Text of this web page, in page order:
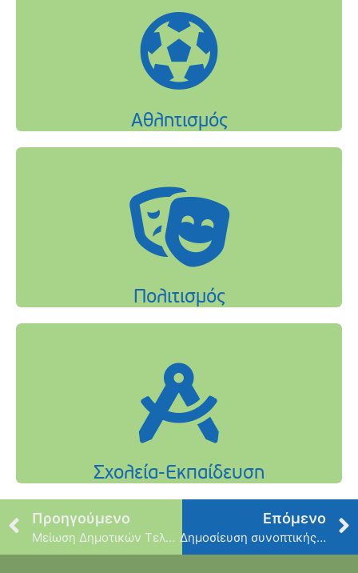
Προηγούμενο
Μείωση Δημοτικών Τελών Ευπαθών Κοινωνικών Ομάδων Δήμου Φιλοθέης Ψυχικού έτους 2022
Επόμενο
Δημοσίευση συνοπτικής οικονομικής κατάστασης Απολογισμού και Ισολογισμού